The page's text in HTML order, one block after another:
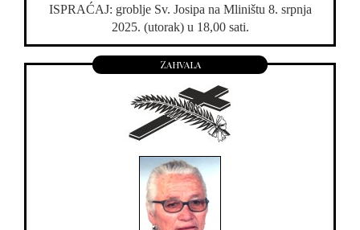
ISPRAĆAJ: groblje Sv. Josipa na Mliništu 8. srpnja
2025. (utorak) u 18,00 sati.
Zahvala